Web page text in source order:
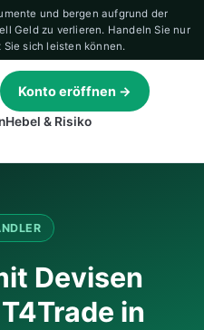
und bergen aufgrund der
Geld zu verlieren. Handeln Sie nur
Sie sich leisten können.
Hebel & Risiko
Konto eröffnen →
Devisen
in